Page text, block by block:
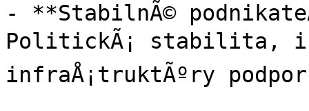
- **StabilnÃ©
PolitickÃ¡ stabilita,
infraÅ¡truktÃºry